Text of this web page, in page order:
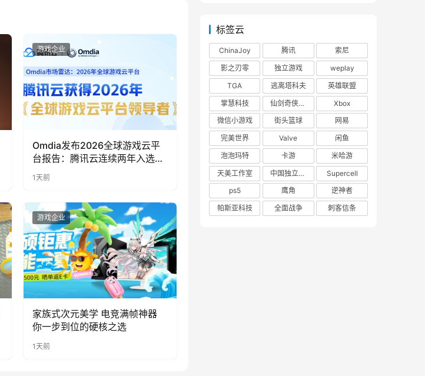
游戏企业
Omdia发布2026全球游戏云平
台报告：腾讯云连续两年入选
“领导者”象限
1天前
游戏企业
家族式次元美学 电竞满帧神器
你一步到位的硬核之选
1天前
标签云
ChinaJoy 腾讯
索尼
影之刃零
独立游戏
weplay
TGA
逃离塔科夫
英雄联盟
掌慧科技
仙剑奇侠传四
Xbox
微信小游戏
街头篮球
网易
完美世界
Valve
闲鱼
泡泡玛特
卡游
米哈游
天美工作室
中国独立游戏联盟
Supercell
ps5
鹰角
逆神者
帕斯亚科技
全面战争 刺客信条